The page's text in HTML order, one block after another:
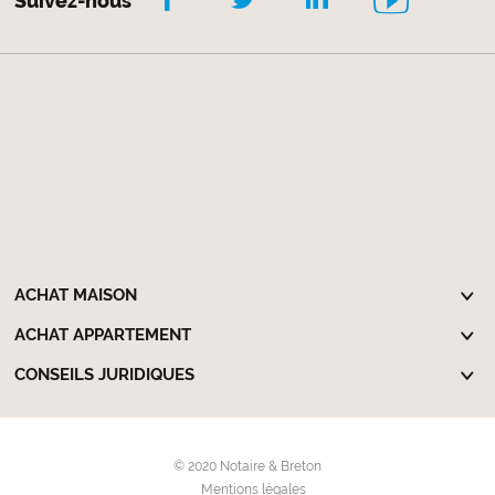
ACHAT MAISON
ACHAT APPARTEMENT
CONSEILS JURIDIQUES
© 2020 Notaire & Breton
Mentions légales